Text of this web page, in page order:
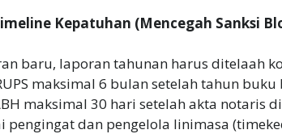
Kepatuhan (Mencegah Sanksi
baru, laporan tahunan harus ditelaah
maksimal 6 bulan setelah tahun
maksimal 30 hari setelah akta notaris
pengingat dan pengelola linimasa